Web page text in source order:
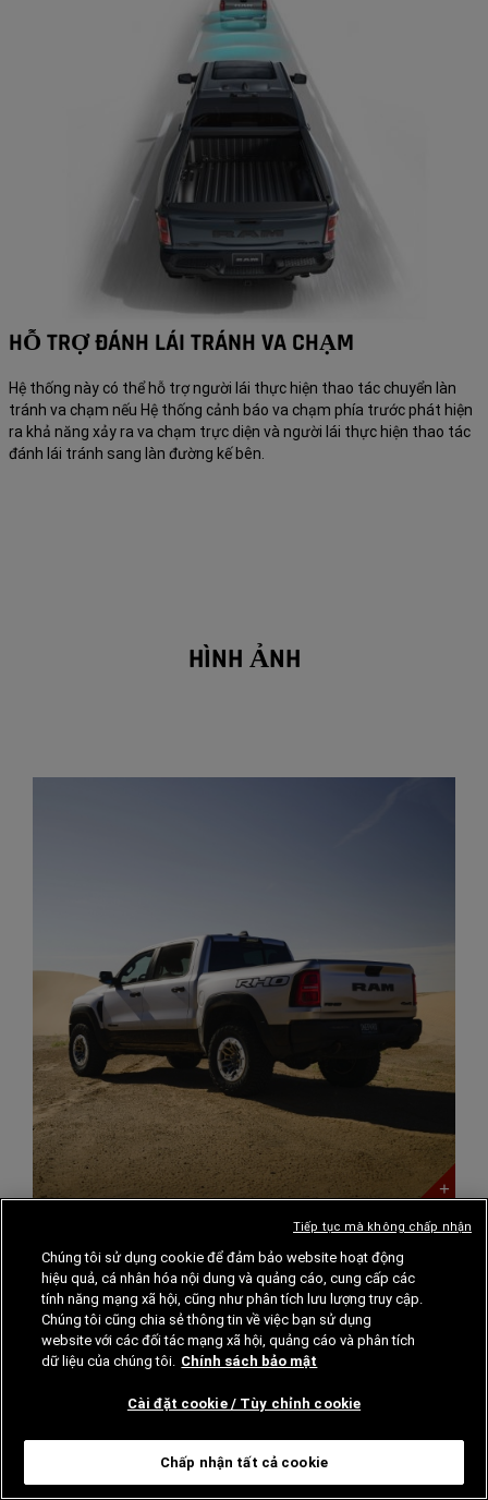
HỖ TRỢ ĐÁNH LÁI TRÁNH VA CHẠM
Hệ thống này có thể hỗ trợ người lái thực hiện thao tác chuyển làn
tránh va chạm nếu Hệ thống cảnh báo va chạm phía trước phát hiện
ra khả năng xảy ra va chạm trực diện và người lái thực hiện thao tác
đánh lái tránh sang làn đường kế bên.
HÌNH ẢNH
mở
Chúng tôi sử dụng cookie để đảm bảo website hoạt động
hiệu quả, cá nhân hóa nội dung và quảng cáo, cung cấp các
tính năng mạng xã hội, cũng như phân tích lưu lượng truy cập.
Chúng tôi cũng chia sẻ thông tin về việc bạn sử dụng
website với các đối tác mạng xã hội, quảng cáo và phân tích
dữ liệu của chúng tôi. Chính sách bảo mật
Cài đặt cookie / Tùy chỉnh cookie
Chấp nhận tất cả cookie
Tiếp tục mà không chấp nhận